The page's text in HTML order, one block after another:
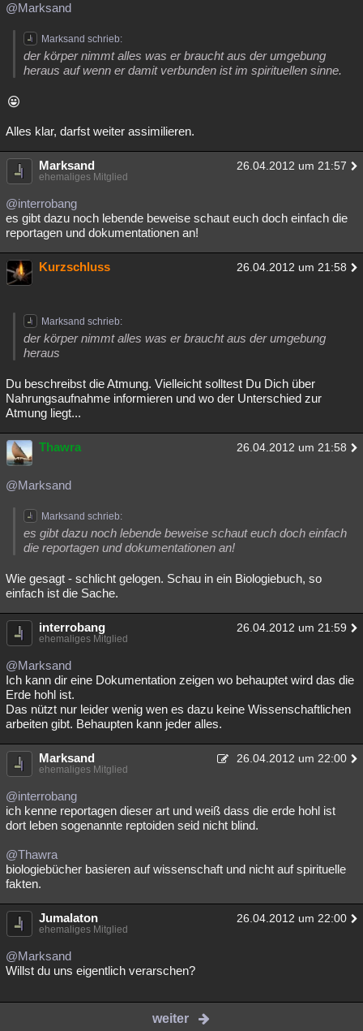
@Marksand
Marksand schrieb:
der körper nimmt alles was er braucht aus der umgebung
heraus auf wenn er damit verbunden ist im spirituellen sinne.
Alles klar, darfst weiter assimilieren.
Marksand 26.04.2012 um 21:57
ehemaliges Mitglied
@interrobang
es gibt dazu noch lebende beweise schaut euch doch einfach die
reportagen und dokumentationen an!
Kurzschluss 26.04.2012 um 21:58
Marksand schrieb:
der körper nimmt alles was er braucht aus der umgebung
heraus
Du beschreibst die Atmung. Vielleicht solltest Du Dich über
Nahrungsaufnahme informieren und wo der Unterschied zur
Atmung liegt...
Thawra 26.04.2012 um 21:58
@Marksand
Marksand schrieb:
es gibt dazu noch lebende beweise schaut euch doch einfach
die reportagen und dokumentationen an!
Wie gesagt - schlicht gelogen. Schau in ein Biologiebuch, so
einfach ist die Sache.
interrobang 26.04.2012 um 21:59
ehemaliges Mitglied
@Marksand
Ich kann dir eine Dokumentation zeigen wo behauptet wird das die
Erde hohl ist.
Das nützt nur leider wenig wen es dazu keine Wissenschaftlichen
arbeiten gibt. Behaupten kann jeder alles.
Marksand 26.04.2012 um 22:00
ehemaliges Mitglied
@interrobang
ich kenne reportagen dieser art und weiß dass die erde hohl ist
dort leben sogenannte reptoiden seid nicht blind.
@Thawra
biologiebücher basieren auf wissenschaft und nicht auf spirituelle
fakten.
Jumalaton 26.04.2012 um 22:00
ehemaliges Mitglied
@Marksand
Willst du uns eigentlich verarschen?
weiter